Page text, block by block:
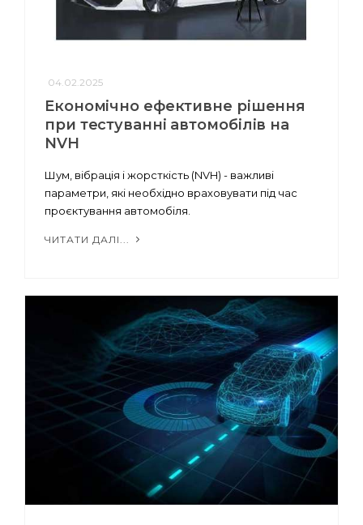
04.02.2025
Економічно ефективне рішення
при тестуванні автомобілів на
NVH
Шум, вібрація і жорсткість (NVH) - важливі
параметри, які необхідно враховувати під час
проєктування автомобіля.
ЧИТАТИ ДАЛІ...